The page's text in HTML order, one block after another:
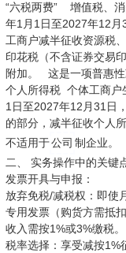
“六税两费” 增值税、
年1月1日至2027年12月
工商户减半征收资源税
印花税（不含证券交易
附加。 这是一项普惠性
个人所得税 个体工商户
1日至2027年12月31日
的部分，减半征收个人
不适用于公司 制企业。
二、 实务操作中的关键
发票开具与申报：
放弃免税/减税权：即使
专用发票（购货方需抵
收入需按1%或3%缴税。
税率选择：享受减按1%